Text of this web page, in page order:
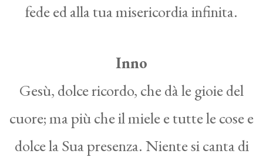
fede ed alla tua misericordia infinita.
Inno
Gesù, dolce ricordo, che dà le gioie del
cuore; ma più che il miele e tutte le cose e
dolce la Sua presenza. Niente si canta di